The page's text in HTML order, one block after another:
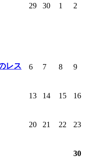
29 30 1 2
レス
6 7 8 9
13 14 15 16
20 21 22 23
30